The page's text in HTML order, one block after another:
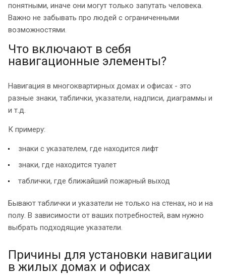
понятными, иначе они могут только запутать человека.
Важно не забывать про людей с ограниченными
возможностями.
Что включают в себя
навигационные элементы?
Навигация в многоквартирных домах и офисах - это
разные знаки, таблички, указатели, надписи, диаграммы и
и т.д.
К примеру:
знаки с указателем, где находится лифт
знаки, где находится туалет
таблички, где ближайший пожарный выход
Бывают таблички и указатели не только на стенах, но и на
полу. В зависимости от ваших потребностей, вам нужно
выбрать подходящие указатели.
Причины для установки навигации
в жилых домах и офисах